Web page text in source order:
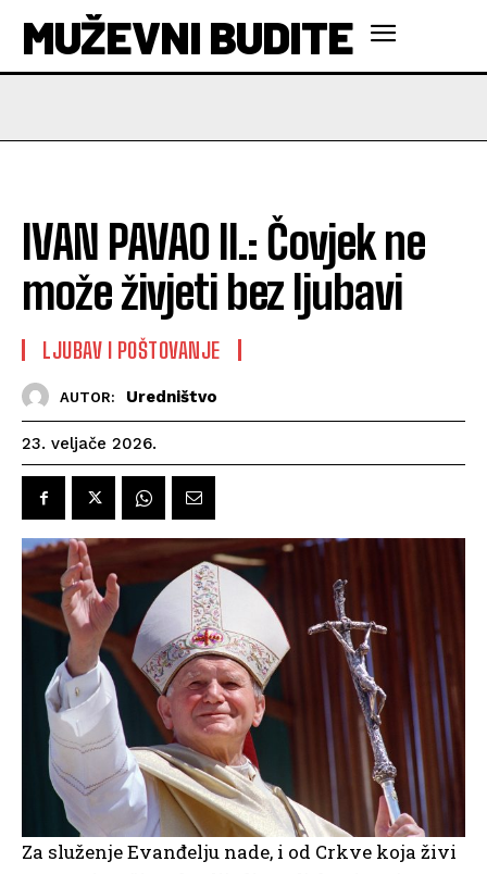
MUŽEVNI BUDITE
IVAN PAVAO II.: Čovjek ne
može živjeti bez ljubavi
LJUBAV I POŠTOVANJE
AUTOR: Uredništvo
23. veljače 2026.
Za služenje Evanđelju nade, i od Crkve koja živi